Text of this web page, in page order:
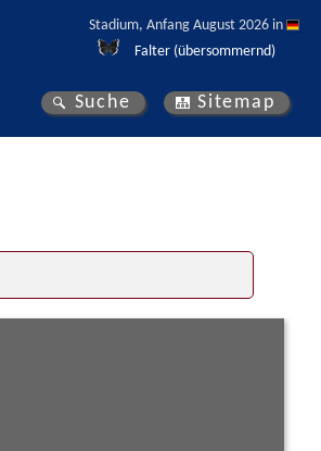
Stadium, Anfang August 2026 in
Falter (übersommernd)
Suche Sitemap